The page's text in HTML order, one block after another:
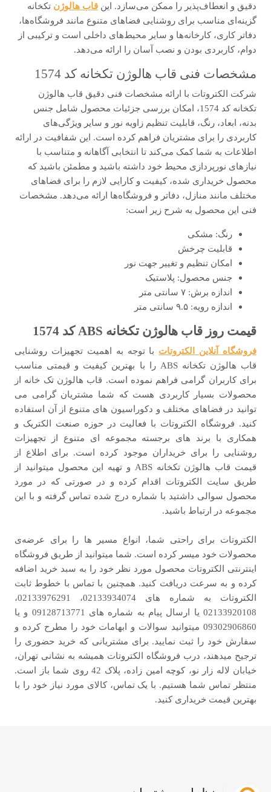
دقیق و انعطاف‌پذیر را ممکن می‌سازد. این قاب هالوژن تکخانه
گزینه‌ای مناسب برای روشنایی فضاهای متنوع مانند فروشگاه‌ها،
دفاتر کاری، کارخانه‌ها و سایر محیط‌های داخلی است و ترکیبی از
دوام، کاربردی بودن و نصب آسان را ارائه می‌دهد.
مشخصات فنی قاب هالوژن تکخانه کد 1574
شرکت الکتروتات با ارائه مشخصات فنی دقیق قاب هالوژن
تکخانه کد 1574، امکان بررسی جزئیات محصول شامل جنس
بدنه، ابعاد، رنگ، قابلیت تنظیم زاویه نور و سایر ویژگی‌های
کاربردی را برای مشتریان فراهم کرده است. این شفافیت در ارائه
اطلاعات به شما کمک می‌کند تا انتخابی آگاهانه و متناسب با
نیازهای نورپردازی محیط خود داشته باشید و مطمئن باشید که
محصول خریداری شده، کیفیت و کارایی لازم را برای فضاهای
مختلف مانند منازل، دفاتر و فروشگاه‌ها ارائه می‌دهد. مشخصات
فنی این محصول به شرح زیر است:
رنگ: مشکی
قابلیت چرخش
امکان تنظیم و تغییر جهت نور
جنس محصول: پلاستیک
اندازه برش: ۷ سانتی متر
اندازه رویه: ۹.۵ سانتی متر
قیمت روز قاب هالوژن تکخانه ABS کد 1574
فروشگاه آنلاین الکتروتات با توجه به اهمیت تجهیزات روشنایی
قاب هالوژن تکخانه ABS را با بهترین کیفیت و قیمتی مناسب
برای کاربران گرامی فراهم نموده است. قاب هالوژن تک خانه از
محصولات بسیار کاربردی هست که شما مشتریان گرامی می
توانید در فضاهای مختلف و دکوراسیون های متنوع از آن استفاده
کنید. فروشگاه الکتروتات با فعالیت در حوزه صنعت الکتریک و
همکاری با برند های برجسته مجموعه ای متنوع از تجهیزات
روشنایی را برای خریداران موجود کرده است. برای اطلاع از
قیمت قاب هالوژن تکخانه ABS و تهیه این محصول میتوانید از
طریق سایت الکتروتات اقدام کرده و در صورتی که در مورد
محصول سوالی داشتید با شماره درج شده تماس گرفته و با این
مجموعه در ارتباط باشید.
الکتروتات برای راحتی شما، انواع مسیر ها را برای عرضه‌ی
محصولات خود میسر کرده است. شما میتوانید از طریق فروشگاه
اینترنتی الکتروتات محصول مورد نظر خود را به سبد خرید اضافه
کرده و به سرعت دریافت کنید. همچنین با تماس با خطوط ثابت
الکتروتات به شماره های 02133934074، 02133976291،
02133920108 یا ارسال پیام به شماره های 09128713771 و یا
09302906860 میتوانید سوالات و ابهامات خود را مطرح کرده و
سفارش خود را ثبت نمایید. برای مشتریانی که خرید حضوری را
ترجیح میدهند، درب فروشگاه الکتروتات همیشه به نشانی تهران،
خیابان لاله زار نو، کوچه امین زاده، پلاک 42 روی شما باز است.
منتظر تماس شما هستیم. با یک تماس، کالای مورد نیاز خود را با
بهترین قیمت خریداری کنید.